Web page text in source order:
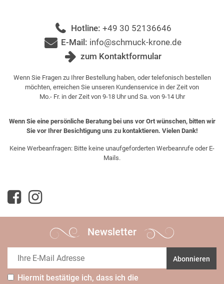
Hotline: +49 30 52136646
E-Mail: info@schmuck-krone.de
zum Kontaktformular
Wenn Sie Fragen zu Ihrer Bestellung haben, oder telefonisch bestellen
möchten, erreichen Sie unseren Kundenservice in der Zeit von
Mo.- Fr. in der Zeit von 9-18 Uhr und Sa. von 9-14 Uhr
Wenn Sie eine persönliche Beratung bei uns vor Ort wünschen, bitten wir
Sie vor Ihrer Besichtigung uns zu kontaktieren. Vielen Dank!
Keine Werbeanfragen: Bitte keine unaufgeforderten Werbeanrufe oder E-
Mails.
Newsletter
Abonnieren
Hiermit bestätige ich, dass ich die